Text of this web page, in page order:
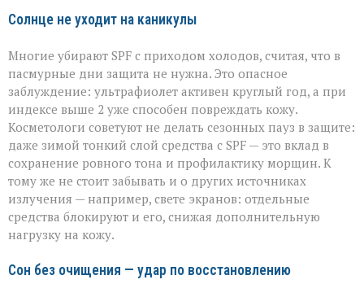
Солнце не уходит на каникулы
Многие убирают SPF с приходом холодов, считая, что в
пасмурные дни защита не нужна. Это опасное
заблуждение: ультрафиолет активен круглый год, а при
индексе выше 2 уже способен повреждать кожу.
Косметологи советуют не делать сезонных пауз в защите:
даже зимой тонкий слой средства с SPF — это вклад в
сохранение ровного тона и профилактику морщин. К
тому же не стоит забывать и о других источниках
излучения — например, свете экранов: отдельные
средства блокируют и его, снижая дополнительную
нагрузку на кожу.
Сон без очищения — удар по восстановлению